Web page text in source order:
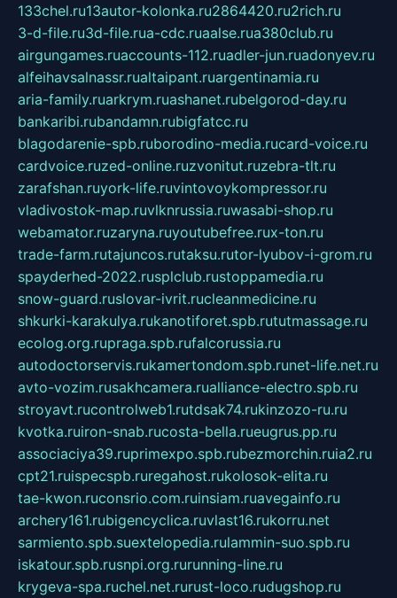
133chel.ru13autor-kolonka.ru2864420.ru2rich.ru
3-d-file.ru3d-file.rua-cdc.ruaalse.rua380club.ru
airgungames.ruaccounts-112.ruadler-jun.ruadonyev.ru
alfeihavsalnassr.rualtaipant.ruargentinamia.ru
aria-family.ruarkrym.ruashanet.rubelgorod-day.ru
bankaribi.rubandamn.rubigfatcc.ru
blagodarenie-spb.ruborodino-media.rucard-voice.ru
cardvoice.ruzed-online.ruzvonitut.ruzebra-tlt.ru
zarafshan.ruyork-life.ruvintovoykompressor.ru
vladivostok-map.ruvlknrussia.ruwasabi-shop.ru
webamator.ruzaryna.ruyoutubefree.rux-ton.ru
trade-farm.rutajuncos.rutaksu.rutor-lyubov-i-grom.ru
spayderhed-2022.rusplclub.rustoppamedia.ru
snow-guard.ruslovar-ivrit.rucleanmedicine.ru
shkurki-karakulya.rukanotiforet.spb.rututmassage.ru
ecolog.org.rupraga.spb.rufalcorussia.ru
autodoctorservis.rukamertondom.spb.runet-life.net.ru
avto-vozim.rusakhcamera.rualliance-electro.spb.ru
stroyavt.rucontrolweb1.rutdsak74.rukinzozo-ru.ru
kvotka.ruiron-snab.rucosta-bella.rueugrus.pp.ru
associaciya39.ruprimexpo.spb.rubezmorchin.ruia2.ru
cpt21.ruispecspb.ruregahost.rukolosok-elita.ru
tae-kwon.ruconsrio.com.ruinsiam.ruavegainfo.ru
archery161.rubigencyclica.ruvlast16.rukorru.net
sarmiento.spb.suextelopedia.rulammin-suo.spb.ru
iskatour.spb.rusnpi.org.rurunning-line.ru
krygeva-spa.ruchel.net.rurust-loco.rudugshop.ru